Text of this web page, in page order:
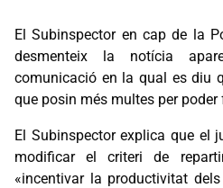
El Subinspector en cap de la
desmenteix la notícia
comunicació en la qual es diu
que posin més multes per poder
El Subinspector explica que el
modificar el criteri de
«incentivar la productivitat